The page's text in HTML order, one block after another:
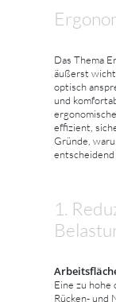
Das Thema
äußerst
optisch
und
effizient,
Gründe,
entscheidend
1.
Eine zu hohe
Rücken- und